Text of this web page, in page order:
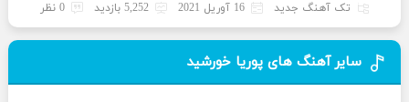
تک آهنگ جدید 16 آوریل 2021 5,252 بازدید 0 نظر
سایر آهنگ های پوریا خورشید